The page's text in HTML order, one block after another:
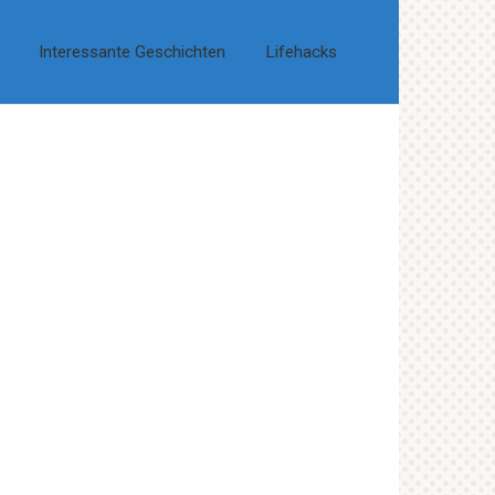
Interessante Geschichten Lifehacks